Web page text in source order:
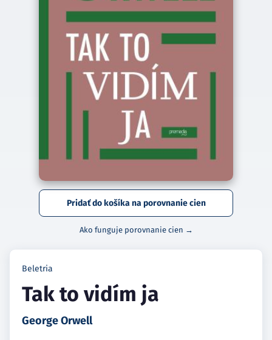
Pridať do košíka na porovnanie cien
Ako funguje porovnanie cien →
Beletria
Tak to vidím ja
George Orwell